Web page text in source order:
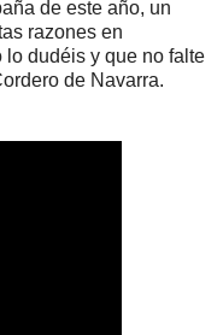
de este año, un
razones en
lo dudéis y que no falte
de Navarra.